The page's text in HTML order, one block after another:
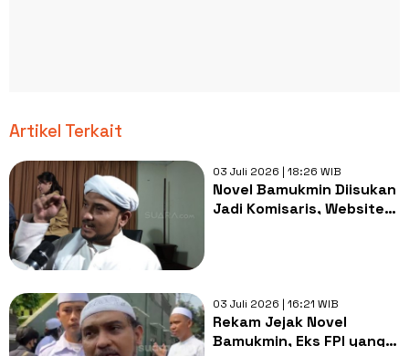
Artikel Terkait
03 Juli 2026 | 18:26 WIB
Novel Bamukmin Diisukan
Jadi Komisaris, Website
03 Juli 2026 | 16:21 WIB
Rekam Jejak Novel
Bamukmin, Eks FPI yang